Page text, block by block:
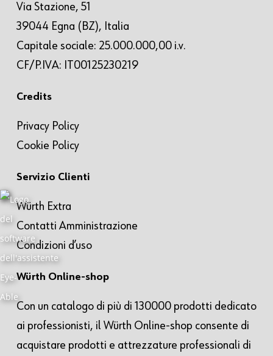
Via Stazione, 51
39044 Egna (BZ), Italia
Capitale sociale: 25.000.000,00 i.v.
CF/P.IVA: IT00125230219
Credits
Privacy Policy
Cookie Policy
Servizio Clienti
Würth Extra
Contatti Amministrazione
Condizioni d’uso
Würth Online-shop
Con un catalogo di più di 130000 prodotti dedicato
ai professionisti, il Würth Online-shop consente di
acquistare prodotti e attrezzature professionali di